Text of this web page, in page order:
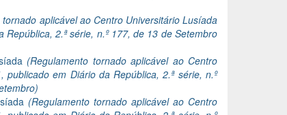
aplicável ao Centro Universitário Lusíada
2.ª série, n.º 177, de 13 de Setembro
(Regulamento tornado aplicável ao Centro
em Diário da República, 2.ª série, n.º
(Regulamento tornado aplicável ao Centro